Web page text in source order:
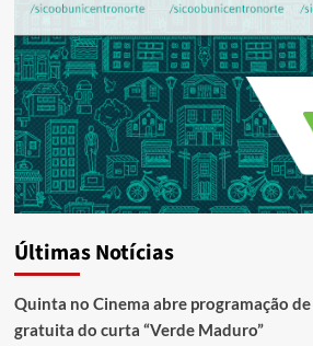
Últimas Notícias
Quinta no Cinema abre programação
gratuita do curta “Verde Maduro”